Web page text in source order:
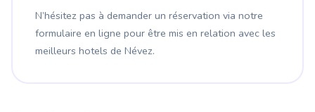
N’hésitez pas à demander un réservation via notre
formulaire en ligne pour être mis en relation avec les
meilleurs hotels de Névez.